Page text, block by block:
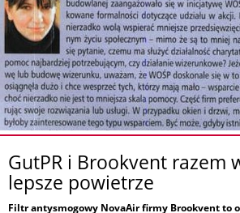
GutPR i Brookvent razem
lepsze powietrze
Filtr antysmogowy NovaAir firmy Brookvent to